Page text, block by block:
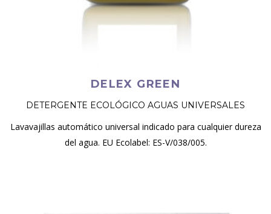
DELEX GREEN
DETERGENTE ECOLÓGICO AGUAS UNIVERSALES
Lavavajillas automático universal indicado para cualquier dureza
del agua. EU Ecolabel: ES-V/038/005.